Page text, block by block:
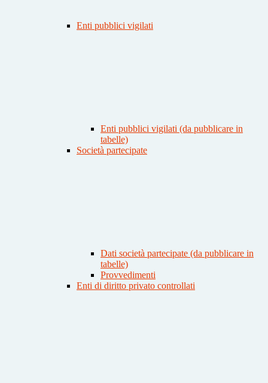
Enti pubblici vigilati
Enti pubblici vigilati (da pubblicare in
tabelle)
Società partecipate
Dati società partecipate (da pubblicare in
tabelle)
Provvedimenti
Enti di diritto privato controllati